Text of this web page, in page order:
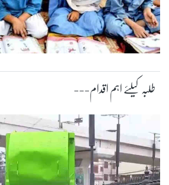
طلبہ کیلئے اہم اقدام---